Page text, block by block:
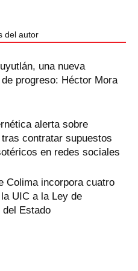
del autor
una nueva
progreso: Héctor Mora
alerta sobre
contratar supuestos
en redes sociales
Colima incorpora cuatro
UIC a la Ley de
del Estado